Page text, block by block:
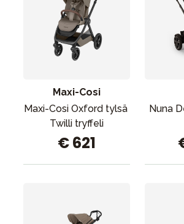
Maxi-Cosi
Maxi-Cosi Oxford tylsä ​​
Twilli tryffeli
€ 621
Nuna